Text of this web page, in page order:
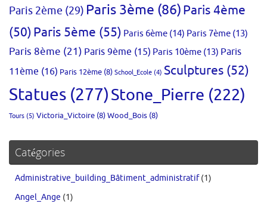
Paris 2ème (29) Paris 3ème (86)Paris 4ème
(50)Paris 5ème (55) Paris 6ème (14) Paris 7ème (13)
Paris 8ème (21) Paris 9ème (15) Paris 10ème (13) Paris
11ème (16) Paris 12ème (8) School_Ecole (4) Sculptures (52)
Statues (277)Stone_Pierre (222)
Tours (5) Victoria_Victoire (8)Wood_Bois (8)
Catégories
Administrative_building_Bâtiment_administratif(1)
Angel_Ange (1)